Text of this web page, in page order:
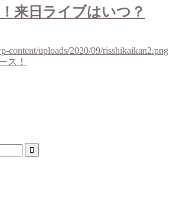
来日ライブはいつ？
content/uploads/2020/09/risshikaikan2.png
ス！